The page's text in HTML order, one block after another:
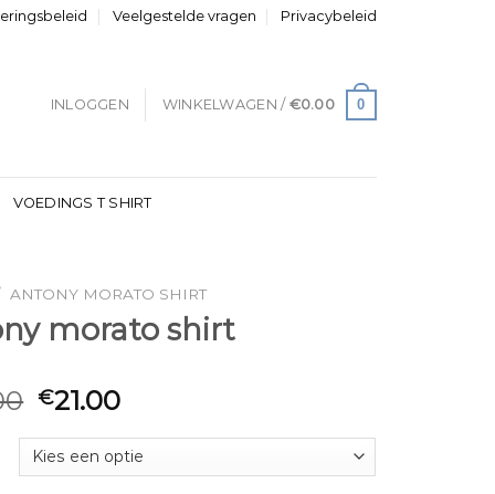
Veelgestelde vragen Privacybeleid
INLOGGEN WINKELWAGEN / €0.00 0
VOEDINGS T SHIRT
ANTONY MORATO SHIRT
morato shirt
€21.00